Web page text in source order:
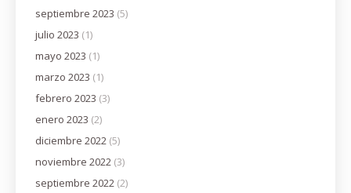
septiembre 2023 (5)
julio 2023 (1)
mayo 2023 (1)
marzo 2023 (1)
febrero 2023 (3)
enero 2023 (2)
diciembre 2022 (5)
noviembre 2022 (3)
septiembre 2022 (2)